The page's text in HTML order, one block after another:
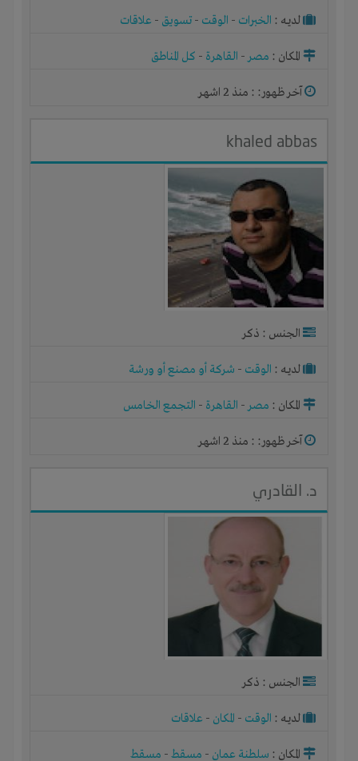
لديـه : الخبرات - الوقت - تسويق - علاقات
المكان : مصر- القاهرة - كل المناطق
آخر ظهور: : منذ 2 اشهر
khaled abbas
الجنس : ذكر
لديـه : الوقت - شركة أو مصنع أو ورشة
المكان : مصر- القاهرة - التجمع الخامس
آخر ظهور: : منذ 2 اشهر
د. القادري
الجنس : ذكر
لديـه : الوقت - المكان - علاقات
المكان : سلطنة عمان - مسقط- مسقط